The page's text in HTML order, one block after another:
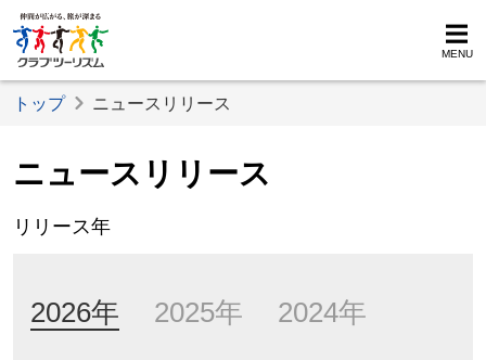
MENU
トップ ニュースリリース
ニュースリリース
リリース年
2026年 2025年 2024年